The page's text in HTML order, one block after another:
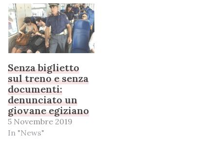
Senza biglietto
sul treno e senza
documenti:
denunciato un
giovane egiziano
5 Novembre 2019
In "News"